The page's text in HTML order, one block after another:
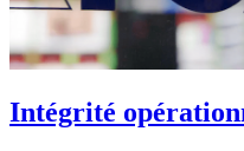
Intégrité